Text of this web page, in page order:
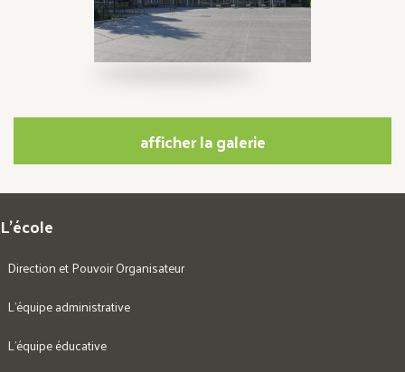
afficher la galerie
L’école
Direction et Pouvoir Organisateur
L’équipe administrative
L’équipe éducative